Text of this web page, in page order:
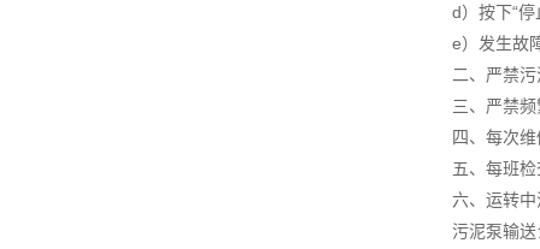
d）按下“
e）发生故
二、严禁
三、严禁
四、每次
五、每班
六、运转
污泥泵输